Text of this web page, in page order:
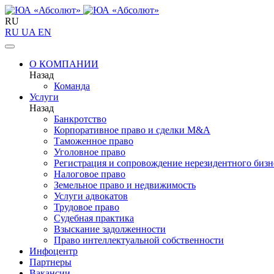
RU
RU UA EN
О КОМПАНИИ
Назад
Команда
Услуги
Назад
Банкротство
Корпоративное право и сделки M&A
Таможенное право
Уголовное право
Регистрация и сопровождение нерезидентного
Налоговое право
Земельное право и недвижимость
Услуги адвокатов
Трудовое право
Судебная практика
Взыскание задолженности
Право интеллектуальной собственности
Инфоцентр
Партнеры